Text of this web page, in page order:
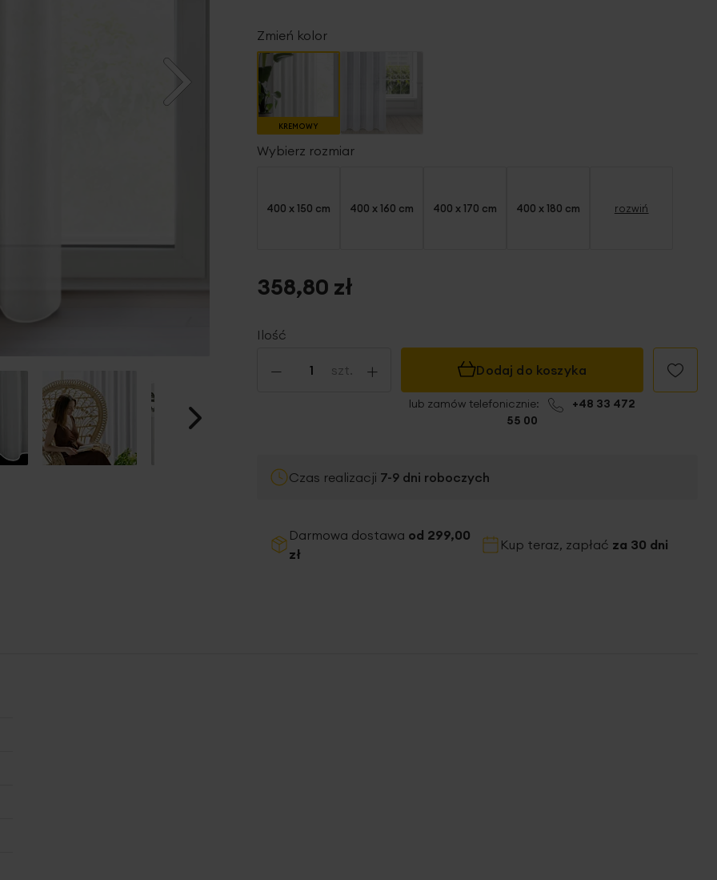
Zmień kolor
KREMOWY
Wybierz rozmiar
400 x 150 cm 400 x 160 cm 400 x 170 cm 400 x 180 cm rozwiń
Ilość
- szt. +
358,80 zł
Dodaj do koszyka
lub zamów telefonicznie:
+48 33 472
55 00
Czas realizacji 7-9 dni roboczych
Darmowa dostawa od 299,00
zł
Kup teraz, zapłać za 30 dni